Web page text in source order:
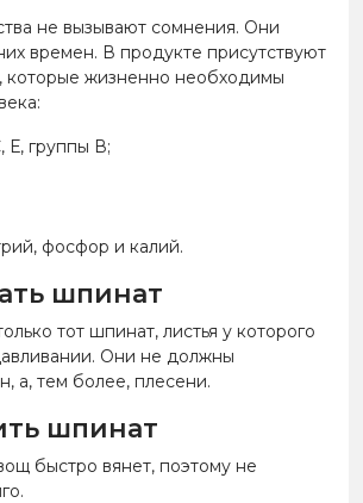
не вызывают сомнения. Они
времен. В продукте присутствуют
которые жизненно необходимы
Е, группы В;
фосфор и калий.
шпинат
тот шпинат, листья у которого
Они не должны
а, тем более, плесени.
шпинат
быстро вянет, поэтому не